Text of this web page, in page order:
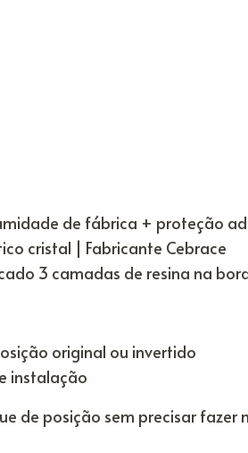
de fábrica + proteção
cristal | Fabricante Cebrace
3 camadas de resina na
original ou invertido
instalação
de posição sem precisar fazer